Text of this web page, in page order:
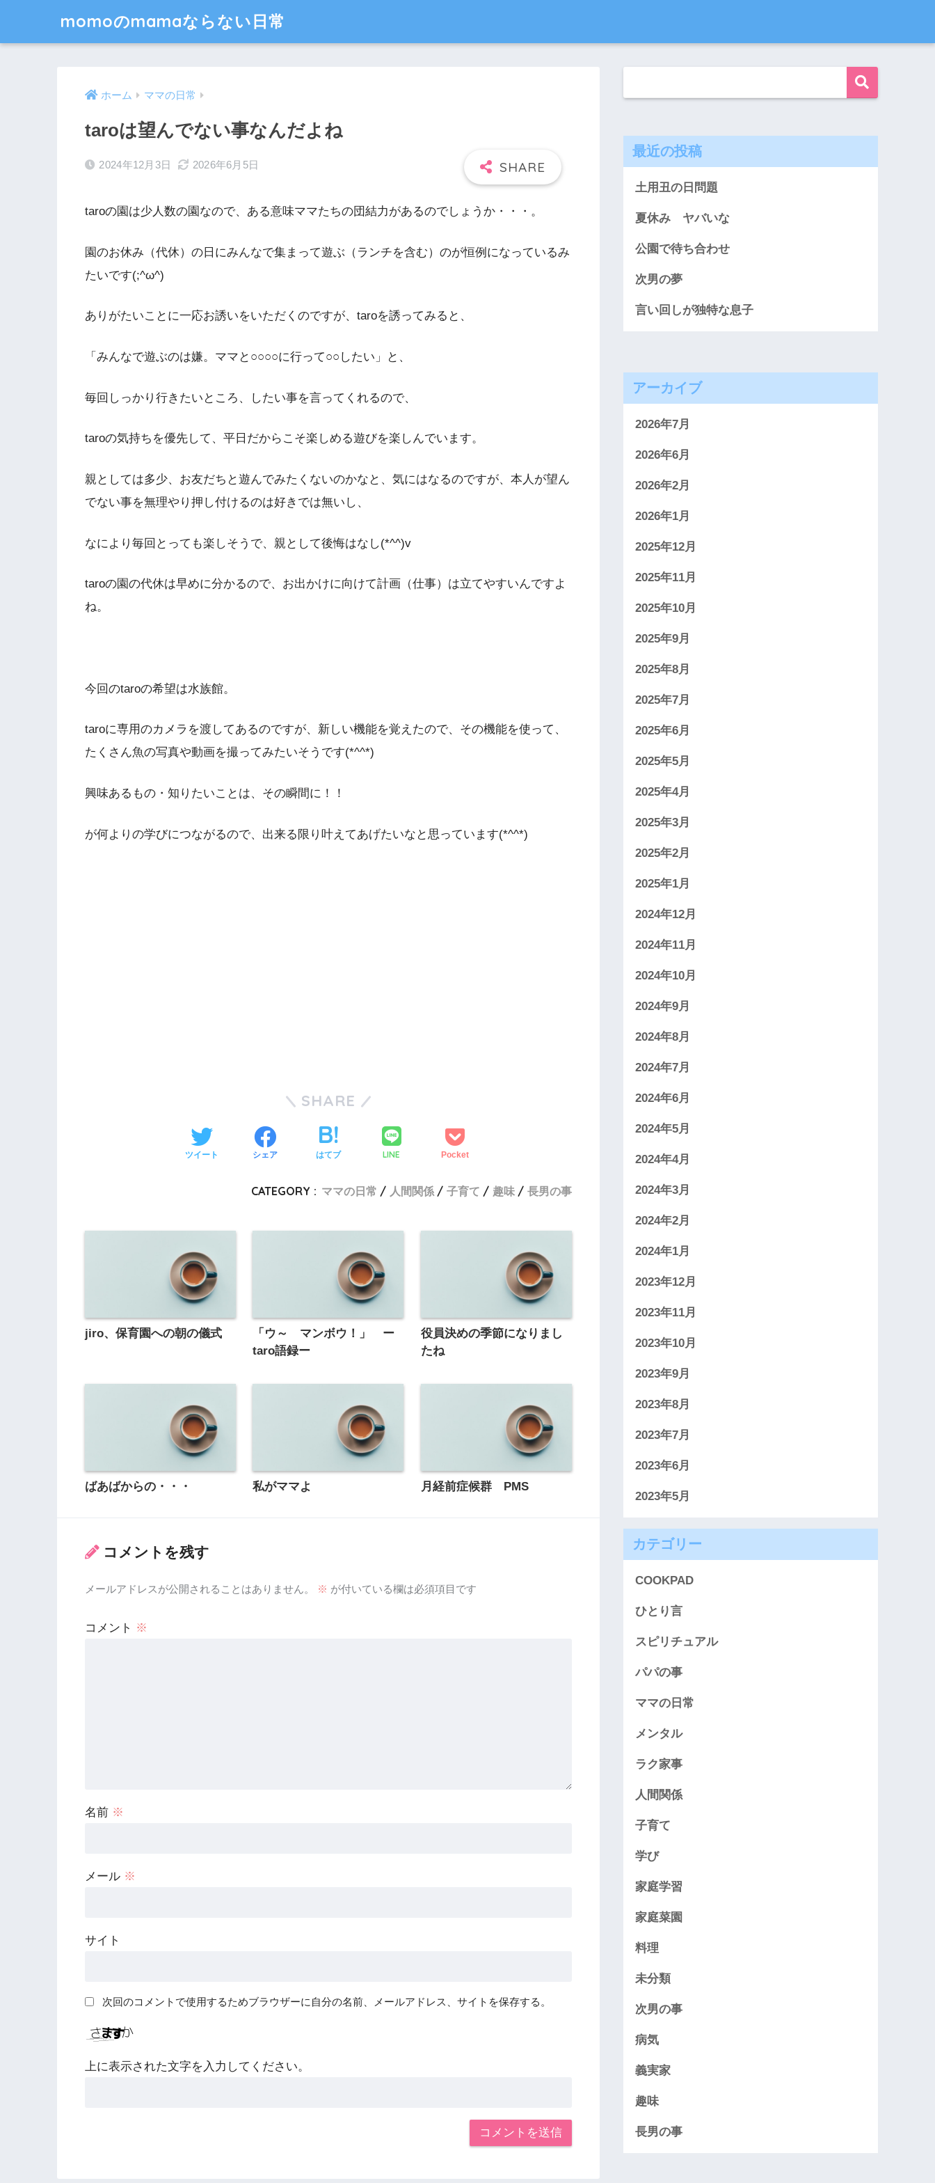
momoのmamaならない日常
ホーム ママの日常
taroは望んでない事なんだよね
2024年12月3日 2026年6月5日
taroの園は少人数の園なので、ある意味ママたちの団結力があるのでしょうか・・・。
園のお休み（代休）の日にみんなで集まって遊ぶ（ランチを含む）のが恒例になっているみ
たいです(;^ω^)
ありがたいことに一応お誘いをいただくのですが、taroを誘ってみると、
「みんなで遊ぶのは嫌。ママと○○○○に行って○○したい」と、
毎回しっかり行きたいところ、したい事を言ってくれるので、
taroの気持ちを優先して、平日だからこそ楽しめる遊びを楽しんでいます。
親としては多少、お友だちと遊んでみたくないのかなと、気にはなるのですが、本人が望ん
でない事を無理やり押し付けるのは好きでは無いし、
なにより毎回とっても楽しそうで、親として後悔はなし(*^^)v
taroの園の代休は早めに分かるので、お出かけに向けて計画（仕事）は立てやすいんですよ
ね。
今回のtaroの希望は水族館。
taroに専用のカメラを渡してあるのですが、新しい機能を覚えたので、その機能を使って、
たくさん魚の写真や動画を撮ってみたいそうです(*^^*)
興味あるもの・知りたいことは、その瞬間に！！
が何よりの学びにつながるので、出来る限り叶えてあげたいなと思っています(*^^*)
SHARE
ツイート シェア はてブ LINE Pocket
CATEGORY : ママの日常 人間関係 子育て 趣味 長男の事
jiro、保育園への朝の儀式
「ウ～ マンボウ！」 ー
taro語録ー
役員決めの季節になりまし
たね
ばあばからの・・・ 私がママよ 月経前症候群 PMS
コメントを残す
メールアドレスが公開されることはありません。 ※ が付いている欄は必須項目です
コメント ※
名前 ※
メール ※
サイト
次回のコメントで使用するためブラウザーに自分の名前、メールアドレス、サイトを保存する。
上に表示された文字を入力してください。
最近の投稿
土用丑の日問題
夏休み ヤバいな
公園で待ち合わせ
次男の夢
言い回しが独特な息子
アーカイブ
2026年7月
2026年6月
2026年2月
2026年1月
2025年12月
2025年11月
2025年10月
2025年9月
2025年8月
2025年7月
2025年6月
2025年5月
2025年4月
2025年3月
2025年2月
2025年1月
2024年12月
2024年11月
2024年10月
2024年9月
2024年8月
2024年7月
2024年6月
2024年5月
2024年4月
2024年3月
2024年2月
2024年1月
2023年12月
2023年11月
2023年10月
2023年9月
2023年8月
2023年7月
2023年6月
2023年5月
カテゴリー
COOKPAD
ひとり言
スピリチュアル
パパの事
ママの日常
メンタル
ラク家事
人間関係
子育て
学び
家庭学習
家庭菜園
料理
未分類
次男の事
病気
義実家
趣味
長男の事